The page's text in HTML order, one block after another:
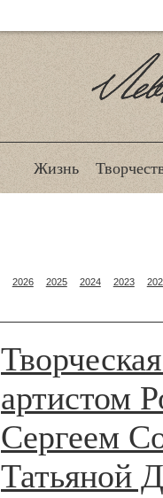
Жизнь
2026 2025 2024 2023
артистом
Сергеем
Татьяной